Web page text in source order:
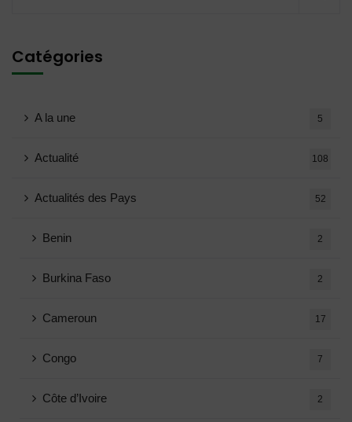
Catégories
A la une 5
Actualité 108
Actualités des Pays 52
Benin 2
Burkina Faso 2
Cameroun 17
Congo 7
Côte d’Ivoire 2